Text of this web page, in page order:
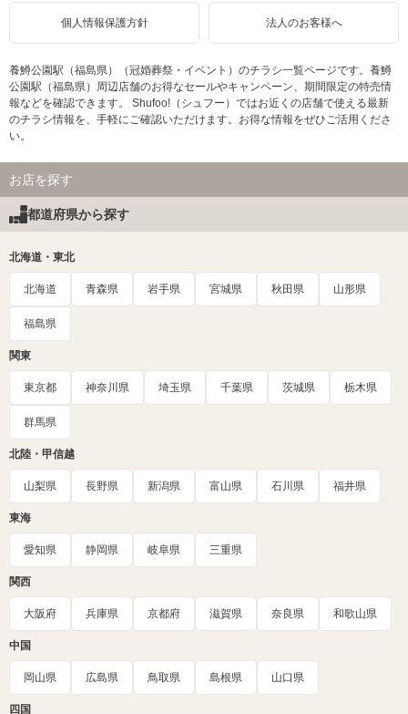
個人情報保護方針 法人のお客様へ
養鱒公園駅（福島県）（冠婚葬祭・イベント）のチラシ一覧ページです。養鱒
公園駅（福島県）周辺店舗のお得なセールやキャンペーン、期間限定の特売情
報などを確認できます。 Shufoo!（シュフー）ではお近くの店舗で使える最新
のチラシ情報を、手軽にご確認いただけます。お得な情報をぜひご活用くださ
い。
お店を探す
都道府県から探す
北海道・東北
北海道 青森県 岩手県 宮城県 秋田県 山形県
福島県
関東
東京都 神奈川県 埼玉県 千葉県 茨城県 栃木県
群馬県
北陸・甲信越
山梨県 長野県 新潟県 富山県 石川県 福井県
東海
愛知県 静岡県 岐阜県 三重県
関西
大阪府 兵庫県 京都府 滋賀県 奈良県 和歌山県
中国
岡山県 広島県 鳥取県 島根県 山口県
四国